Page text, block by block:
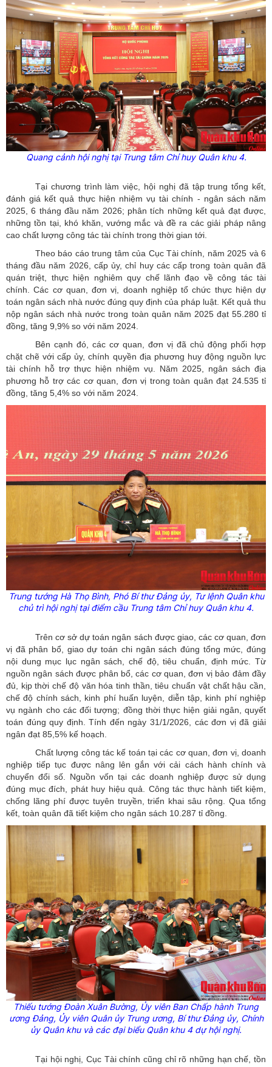
Quang cảnh hội nghị tại Trung tâm Chỉ huy Quân khu 4.
Tại chương trình làm việc, hội nghị đã tập trung tổng kết,
đánh giá kết quả thực hiện nhiệm vụ tài chính - ngân sách năm
2025, 6 tháng đầu năm 2026; phân tích những kết quả đạt được,
những tồn tại, khó khăn, vướng mắc và đề ra các giải pháp nâng
cao chất lượng công tác tài chính trong thời gian tới.
Theo báo cáo trung tâm của Cục Tài chính, năm 2025 và 6
tháng đầu năm 2026, cấp ủy, chỉ huy các cấp trong toàn quân đã
quán triệt, thực hiện nghiêm quy chế lãnh đạo về công tác tài
chính. Các cơ quan, đơn vị, doanh nghiệp tổ chức thực hiện dự
toán ngân sách nhà nước đúng quy định của pháp luật. Kết quả thu
nộp ngân sách nhà nước trong toàn quân năm 2025 đạt 55.280 tỉ
đồng, tăng 9,9% so với năm 2024.
Bên cạnh đó, các cơ quan, đơn vị đã chủ động phối hợp
chặt chẽ với cấp ủy, chính quyền địa phương huy động nguồn lực
tài chính hỗ trợ thực hiện nhiệm vụ. Năm 2025, ngân sách địa
phương hỗ trợ các cơ quan, đơn vị trong toàn quân đạt 24.535 tỉ
đồng, tăng 5,4% so với năm 2024.
Trung tướng Hà Thọ Bình, Phó Bí thư Đảng ủy, Tư lệnh Quân khu
chủ trì hội nghị tại điểm cầu Trung tâm Chỉ huy Quân khu 4.
Trên cơ sở dự toán ngân sách được giao, các cơ quan, đơn
vị đã phân bổ, giao dự toán chi ngân sách đúng tổng mức, đúng
nội dung mục lục ngân sách, chế độ, tiêu chuẩn, định mức. Từ
nguồn ngân sách được phân bổ, các cơ quan, đơn vị bảo đảm đầy
đủ, kịp thời chế độ văn hóa tinh thần, tiêu chuẩn vật chất hậu cần,
chế độ chính sách, kinh phí huấn luyện, diễn tập, kinh phí nghiệp
vụ ngành cho các đối tượng; đồng thời thực hiện giải ngân, quyết
toán đúng quy định. Tính đến ngày 31/1/2026, các đơn vị đã giải
ngân đạt 85,5% kế hoạch.
Chất lượng công tác kế toán tại các cơ quan, đơn vị, doanh
nghiệp tiếp tục được nâng lên gắn với cải cách hành chính và
chuyển đổi số. Nguồn vốn tại các doanh nghiệp được sử dụng
đúng mục đích, phát huy hiệu quả. Công tác thực hành tiết kiệm,
chống lãng phí được tuyên truyền, triển khai sâu rộng. Qua tổng
kết, toàn quân đã tiết kiệm cho ngân sách 10.287 tỉ đồng.
Thiếu tướng Đoàn Xuân Bường, Ủyviên Ban Chấp hành Trung
ương Đảng, Ủyviên Quân ủyTrung ương, Bí thư Đảng ủy, Chính
ủyQuân khu và các đại biểu Quân khu 4 dự hội nghị.
Tại hội nghị, Cục Tài chính cũng chỉ rõ những hạn chế, tồn